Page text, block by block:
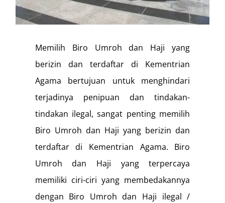
Memilih Biro Umroh dan Haji yang
berizin dan terdaftar di Kementrian
Agama bertujuan untuk menghindari
terjadinya penipuan dan tindakan-
tindakan ilegal, sangat penting memilih
Biro Umroh dan Haji yang berizin dan
terdaftar di Kementrian Agama. Biro
Umroh dan Haji yang terpercaya
memiliki ciri-ciri yang membedakannya
dengan Biro Umroh dan Haji ilegal /